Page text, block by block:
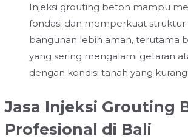
Injeksi grouting beton mampu
fondasi dan memperkuat struktur
bangunan lebih aman, terutama
yang sering mengalami getaran
dengan kondisi tanah yang
Jasa Injeksi Grouting
Profesional di Bali